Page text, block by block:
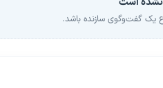
یک گفت‌وگوی سازنده باشد.